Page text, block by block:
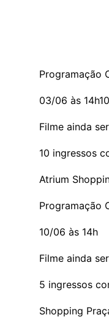
Programação
03/06 às 14h10
Filme ainda
10 ingressos
Atrium
Programação
10/06 às 14h
Filme ainda
5 ingressos
Shopping